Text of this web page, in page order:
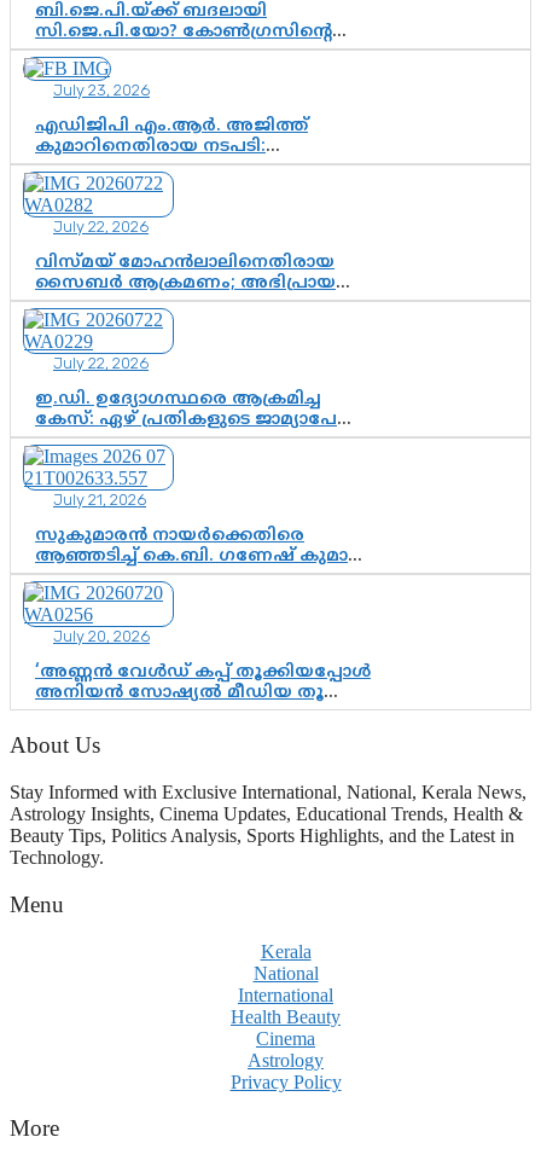
ബി.ജെ.പി.യ്ക്ക് ബദലായി
സി.ജെ.പി.യോ? കോൺഗ്രസിന്റെ
രാഷ്ട്രീയ ഇടം കൈവശപ്പെടുത്താൻ
സിജെപി ഉയർന്നുകഴിഞ്ഞോ?
ഇന്ത്യൻ രാഷ്ട്രീയത്തിലെ പുതിയ
വഴിത്തിരിവ്
July 23, 2026
എഡിജിപി എം.ആർ. അജിത്ത്
കുമാറിനെതിരായ നടപടി:
സസ്പെൻഷനിൽ ഒതുങ്ങുമോ,
അതോ കൂടുതൽ കടുത്ത
നടപടികളിലേക്കോ?
July 22, 2026
വിസ്മയ് മോഹൻലാലിനെതിരായ
സൈബർ ആക്രമണം; അഭിപ്രായ
സ്വാതന്ത്ര്യത്തെ നിശ്ശബ്ദമാക്കുന്ന
ഡിജിറ്റൽ ഗുണ്ടായിസത്തിന് അറുതി
വേണം
July 22, 2026
ഇ.ഡി. ഉദ്യോഗസ്ഥരെ ആക്രമിച്ച
കേസ്: ഏഴ് പ്രതികളുടെ ജാമ്യാപേക്ഷ
വീണ്ടും തള്ളി; അന്വേഷണം തുടരാൻ
കോടതി അനുമതി
July 21, 2026
സുകുമാരൻ നായർക്കെതിരെ
ആഞ്ഞടിച്ച് കെ.ബി. ഗണേഷ് കുമാർ,
വി.ഡി. സതീശന് പൂർണ പിന്തുണ
July 20, 2026
‘അണ്ണൻ വേൾഡ് കപ്പ് തൂക്കിയപ്പോൾ
അനിയൻ സോഷ്യൽ മീഡിയ തൂക്കി’;
ലാമിൻ യമാലിന്റെ
കിരീടധാരണത്തിനിടെ
ശ്രദ്ധാകേന്ദ്രമായി മൂന്ന് വയസ്സുകാരൻ
About Us
Stay Informed with Exclusive International, National, Kerala News,
Astrology Insights, Cinema Updates, Educational Trends, Health &
Beauty Tips, Politics Analysis, Sports Highlights, and the Latest in
Technology.
Menu
Kerala
National
International
Health Beauty
Cinema
Astrology
Privacy Policy
More